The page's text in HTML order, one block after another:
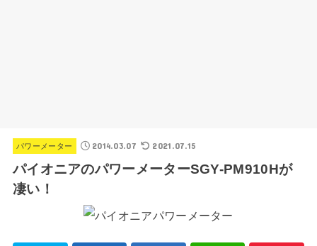
パワーメーター 2014.03.07 2021.07.15
パイオニアのパワーメーターSGY-PM910Hが
凄い！